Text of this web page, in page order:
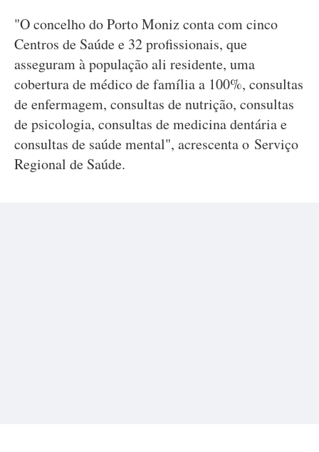
"O concelho do Porto Moniz conta com cinco
Centros de Saúde e 32 profissionais, que
asseguram à população ali residente, uma
cobertura de médico de família a 100%, consultas
de enfermagem, consultas de nutrição, consultas
de psicologia, consultas de medicina dentária e
consultas de saúde mental", acrescenta o Serviço
Regional de Saúde.